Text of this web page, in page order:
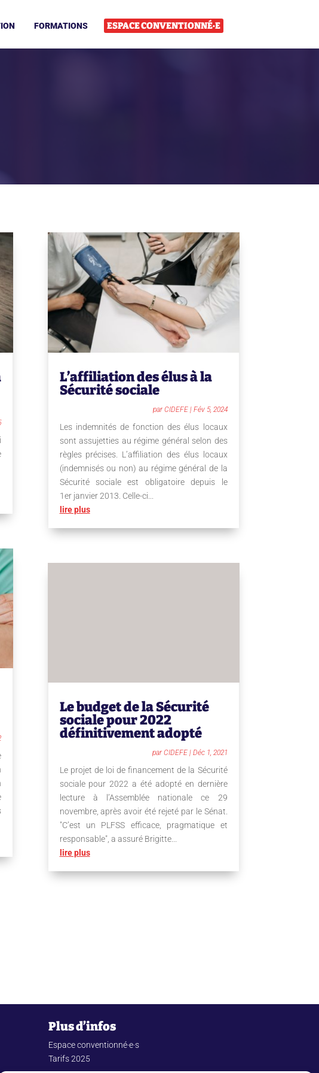
FORMATIONS ESPACE CONVENTIONNÉ·E
L’affiliation des élus à la
Sécurité sociale
parCIDEFE| Fév 5, 2024
Les indemnités de fonction des élus locaux
sont assujetties au régime général selon des
règles précises. L’affiliation des élus locaux
(indemnisés ou non) au régime général de la
Sécurité sociale est obligatoire depuis le
1er janvier 2013. Celle-ci...
lire plus
Le budget de la Sécurité
sociale pour 2022
définitivement adopté
parCIDEFE| Déc 1, 2021
Le projet de loi de financement de la Sécurité
sociale pour 2022 a été adopté en dernière
lecture à l’Assemblée nationale ce 29
novembre, après avoir été rejeté par le Sénat.
"C’est un PLFSS efficace, pragmatique et
responsable", a assuré Brigitte...
lire plus
Plus d’infos
Espace conventionné·e·s
Tarifs 2025